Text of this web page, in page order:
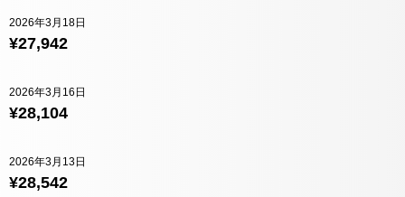
¥27,942
2026年3月18日
¥28,104
2026年3月16日
¥28,542
2026年3月13日